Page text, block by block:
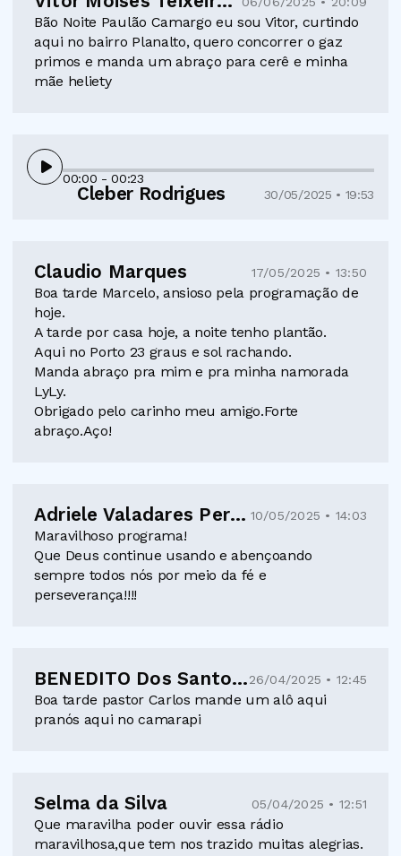
Bão Noite Paulão Camargo eu sou Vitor, curtindo
aqui no bairro Planalto, quero concorrer o gaz
primos e manda um abraço para cerê e minha
mãe heliety
00:00 - 00:23
Cleber Rodrigues 30/05/2025 • 19:53
Claudio Marques 17/05/2025 • 13:50
Boa tarde Marcelo, ansioso pela programação de
hoje.
A tarde por casa hoje, a noite tenho plantão.
Aqui no Porto 23 graus e sol rachando.
Manda abraço pra mim e pra minha namorada
LyLy.
Obrigado pelo carinho meu amigo.Forte
abraço.Aço!
Adriele Valadares Pereira 10/05/2025 • 14:03
Maravilhoso programa!
Que Deus continue usando e abençoando
sempre todos nós por meio da fé e
perseverança!!!!
BENEDITO Dos Santos Ferreira26/04/2025 • 12:45
Boa tarde pastor Carlos mande um alô aqui
pranós aqui no camarapi
Selma da Silva 05/04/2025 • 12:51
Que maravilha poder ouvir essa rádio
maravilhosa,que tem nos trazido muitas alegrias.